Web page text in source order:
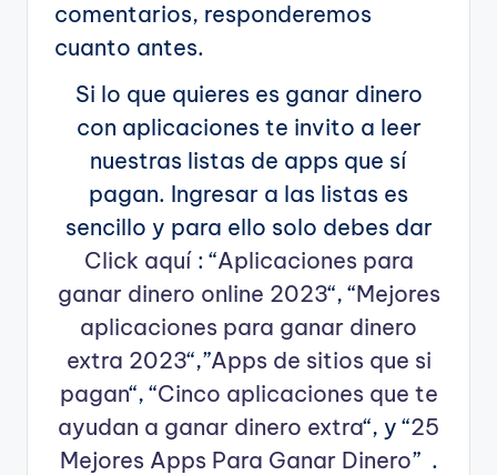
comentarios, responderemos
cuanto antes.
Si lo que quieres es ganar dinero
con aplicaciones te invito a leer
nuestras listas de apps que sí
pagan. Ingresar a las listas es
sencillo y para ello solo debes dar
Click aquí: “Aplicaciones para
ganar dinero online 2023“, “Mejores
aplicaciones para ganar dinero
extra 2023“,”Apps de sitios que si
pagan“, “Cinco aplicaciones que te
ayudan a ganar dinero extra“, y “25
Mejores Apps Para Ganar Dinero” .